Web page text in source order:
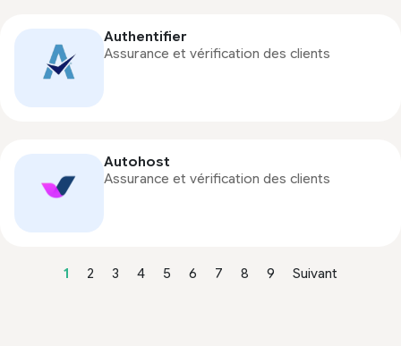
Authentifier
Assurance et vérification des clients
Autohost
Assurance et vérification des clients
1 2 3 4 5 6 7 8 9 Suivant